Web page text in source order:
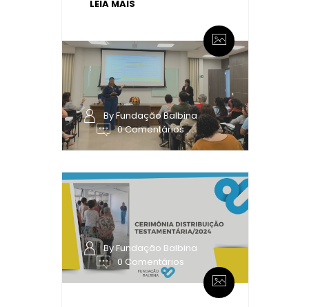
LEIA MAIS
By Fundação Balbina
0 Comentários
By Fundação Balbina
0 Comentários